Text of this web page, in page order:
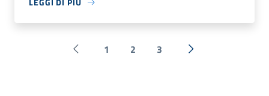
Pagina precedente
1 2 3 Successiva »